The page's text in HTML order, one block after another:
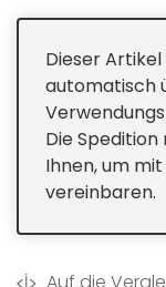
Optionen:
Dieser
automatisch
Die
Ihnen, um
vereinbaren.